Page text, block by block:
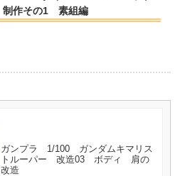
制作その1 素組編
ガンプラ 1/100 ガンダムキマリス
トルーパー 改造03 ボディ 肩の
改造